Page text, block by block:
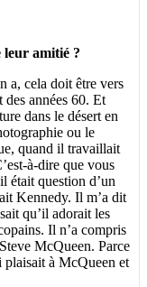
leur amitié ?
a, cela doit être vers
des années 60. Et
dans le désert en
ou le
quand il travaillait
à-dire que vous
était question d’un
Kennedy. Il m’a dit
qu’il adorait les
Il n’a compris
McQueen. Parce
plaisait à McQueen et